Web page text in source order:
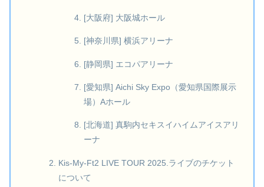
[大阪府] 大阪城ホール
[神奈川県] 横浜アリーナ
[静岡県] エコパアリーナ
[愛知県] Aichi Sky Expo（愛知県国際展示
場）Aホール
[北海道] 真駒内セキスイハイムアイスアリ
ーナ
Kis-My-Ft2 LIVE TOUR 2025.ライブのチケット
について